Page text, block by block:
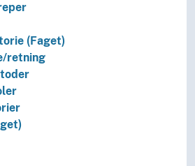
(Faget)
retning